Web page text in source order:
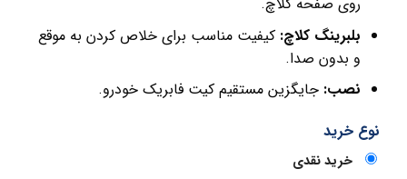
بلبرینگ کلاچ:کیفیت مناسب برای خلاص کردن به موقع
و بدون صدا.
نصب:جایگزین مستقیم کیت فابریک خودرو.
نوع خرید
خرید نقدی